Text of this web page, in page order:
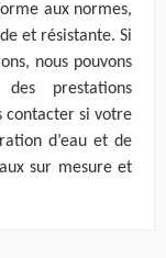
aux normes,
et résistante. Si
nous pouvons
prestations
contacter si votre
d’eau et de
sur mesure et